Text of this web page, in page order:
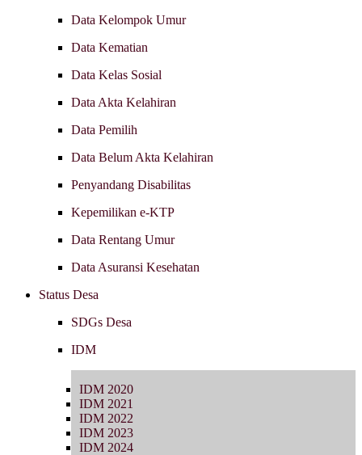
Data Kelompok Umur
Data Kematian
Data Kelas Sosial
Data Akta Kelahiran
Data Pemilih
Data Belum Akta Kelahiran
Penyandang Disabilitas
Kepemilikan e-KTP
Data Rentang Umur
Data Asuransi Kesehatan
Status Desa
SDGs Desa
IDM
IDM 2020
IDM 2021
IDM 2022
IDM 2023
IDM 2024